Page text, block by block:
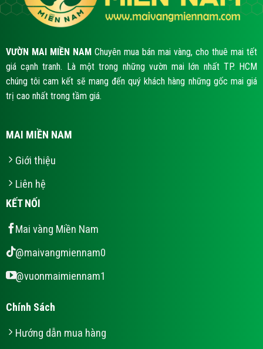
VƯỜN MAI MIỀN NAMChuyên mua bán mai vàng, cho thuê mai tết
giá cạnh tranh. Là một trong những vườn mai lớn nhất TP. HCM
chúng tôi cam kết sẽ mang đến quý khách hàng những gốc mai giá
trị cao nhất trong tầm giá.
MAI MIỀN NAM
Giới thiệu
Liên hệ
KẾT NỐI
Mai vàng Miền Nam
@maivangmiennam0
@vuonmaimiennam1
Chính Sách
Hướng dẫn mua hàng